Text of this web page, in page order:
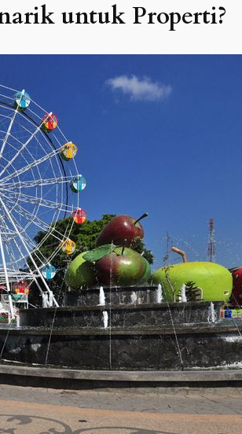
untuk Properti?